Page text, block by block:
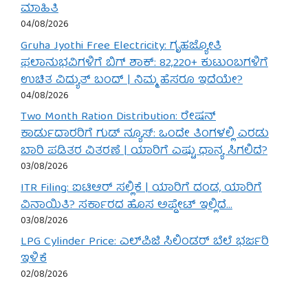
ಮಾಹಿತಿ
04/08/2026
Gruha Jyothi Free Electricity: ಗೃಹಜ್ಯೋತಿ
ಫಲಾನುಭವಿಗಳಿಗೆ ಬಿಗ್ ಶಾಕ್: 82,220+ ಕುಟುಂಬಗಳಿಗೆ
ಉಚಿತ ವಿದ್ಯುತ್ ಬಂದ್ | ನಿಮ್ಮ ಹೆಸರೂ ಇದೆಯೇ?
04/08/2026
Two Month Ration Distribution: ರೇಷನ್
ಕಾರ್ಡುದಾರರಿಗೆ ಗುಡ್ ನ್ಯೂಸ್: ಒಂದೇ ತಿಂಗಳಲ್ಲಿ ಎರಡು
ಬಾರಿ ಪಡಿತರ ವಿತರಣೆ | ಯಾರಿಗೆ ಎಷ್ಟು ಧಾನ್ಯ ಸಿಗಲಿದೆ?
03/08/2026
ITR Filing: ಐಟಿಆರ್ ಸಲ್ಲಿಕೆ | ಯಾರಿಗೆ ದಂಡ, ಯಾರಿಗೆ
ವಿನಾಯಿತಿ? ಸರ್ಕಾರದ ಹೊಸ ಅಪ್ಡೇಟ್ ಇಲ್ಲಿದೆ…
03/08/2026
LPG Cylinder Price: ಎಲ್‌ಪಿಜಿ ಸಿಲಿಂಡರ್ ಬೆಲೆ ಭರ್ಜರಿ
ಇಳಿಕೆ
02/08/2026